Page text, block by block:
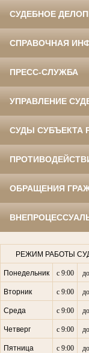
СУДЕБНОЕ
СПРАВОЧНАЯ
ПРЕСС-СЛУЖБА
УПРАВЛЕНИЕ
СУДЫ СУБЪЕКТА
ОБРАЩЕНИЯ
РЕЖИМ РАБОТЫ
Понедельник с 9:00
Вторник с 9:00
Среда с 9:00
Четверг с 9:00
Пятница с 9:00